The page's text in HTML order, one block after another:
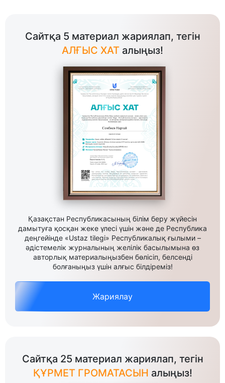
Сайтқа 5 материал жариялап, тегін
АЛҒЫС ХАТ алыңыз!
Қазақстан Республикасының білім беру жүйесін
дамытуға қосқан жеке үлесі үшін және де Республика
деңгейінде «Ustaz tilegi» Республикалық ғылыми –
әдістемелік журналының желілік басылымына өз
авторлық материалыңызбен бөлісіп, белсенді
болғаныңыз үшін алғыс білдіреміз!
Жариялау
Сайтқа 25 материал жариялап, тегін
ҚҰРМЕТ ГРОМАТАСЫН алыңыз!